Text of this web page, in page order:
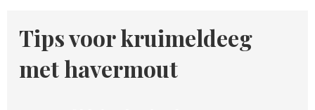
Tips voor kruimeldeeg
met havermout